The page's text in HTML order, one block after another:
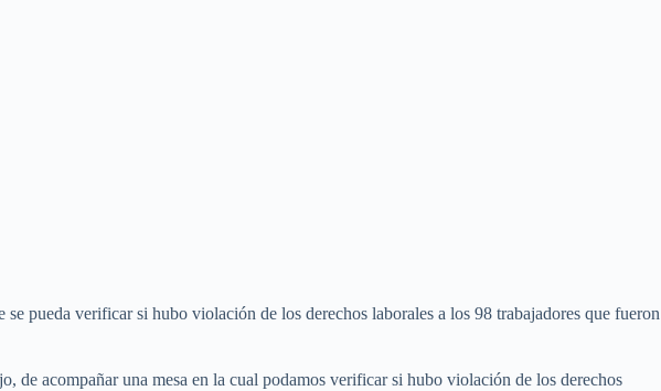
pueda verificar si hubo violación de los derechos laborales a los 98 trabajadores que fueron
acompañar una mesa en la cual podamos verificar si hubo violación de los derechos